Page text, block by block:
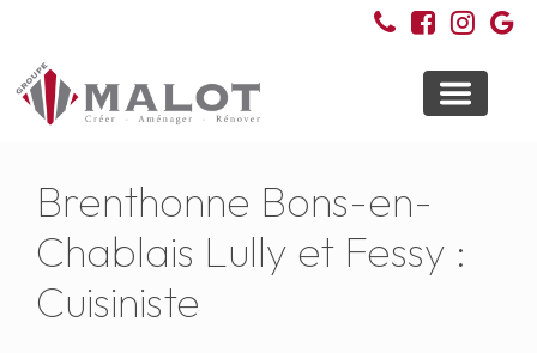
Toggle
Brenthonne Bons-en-
Chablais Lully et Fessy :
Cuisiniste